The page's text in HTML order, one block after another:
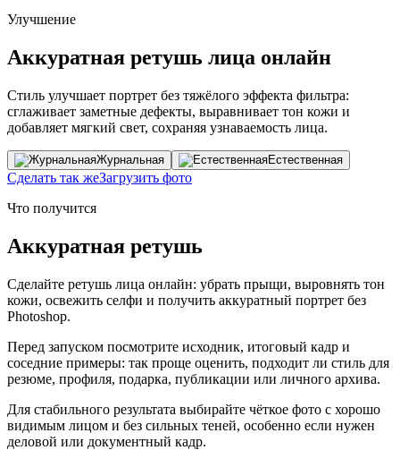
Улучшение
Аккуратная ретушь лица онлайн
Стиль улучшает портрет без тяжёлого эффекта фильтра:
сглаживает заметные дефекты, выравнивает тон кожи и
добавляет мягкий свет, сохраняя узнаваемость лица.
Журнальная Естественная
Сделать так жеЗагрузить фото
Что получится
Аккуратная ретушь
Сделайте ретушь лица онлайн: убрать прыщи, выровнять тон
кожи, освежить селфи и получить аккуратный портрет без
Photoshop.
Перед запуском посмотрите исходник, итоговый кадр и
соседние примеры: так проще оценить, подходит ли стиль для
резюме, профиля, подарка, публикации или личного архива.
Для стабильного результата выбирайте чёткое фото с хорошо
видимым лицом и без сильных теней, особенно если нужен
деловой или документный кадр.